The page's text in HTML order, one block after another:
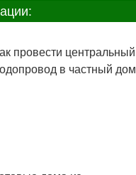
провести центральный
в частный дом